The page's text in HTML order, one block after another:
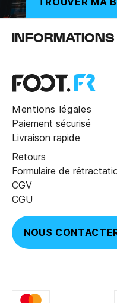
INFORMATIONS
Mentions légales
Paiement sécurisé
Livraison rapide
Retours
Formulaire de
CGV
CGU
NOUS